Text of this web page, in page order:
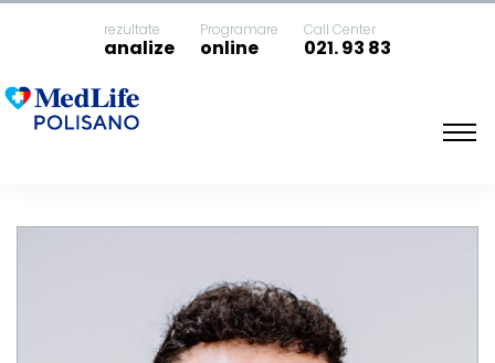
rezultate
analize
Programare
online
Call Center
021. 93 83